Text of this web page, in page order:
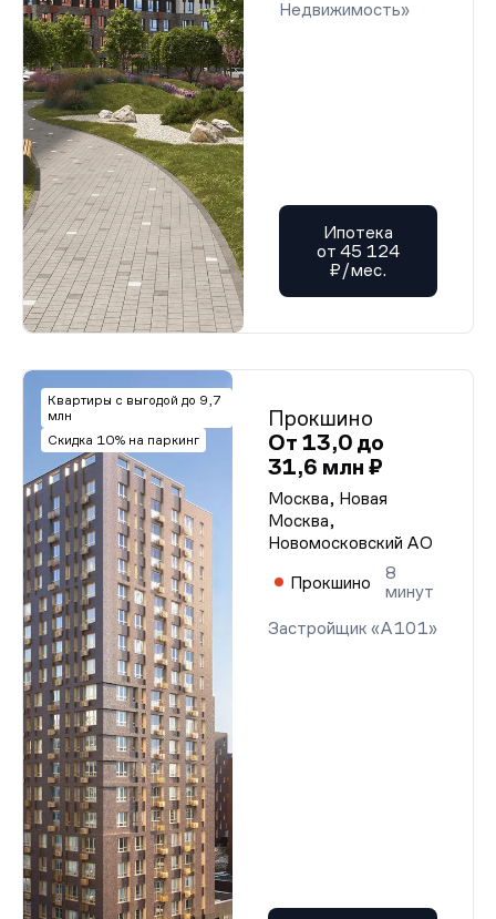
Недвижимость»
Ипотека
от 45 124
₽/мес.
Квартиры с выгодой до 9,7
млн
Скидка 10% на паркинг
Прокшино
От 13,0 до
31,6 млн ₽
Москва, Новая
Москва,
Новомосковский АО
Прокшино
8
минут
Застройщик «А101»